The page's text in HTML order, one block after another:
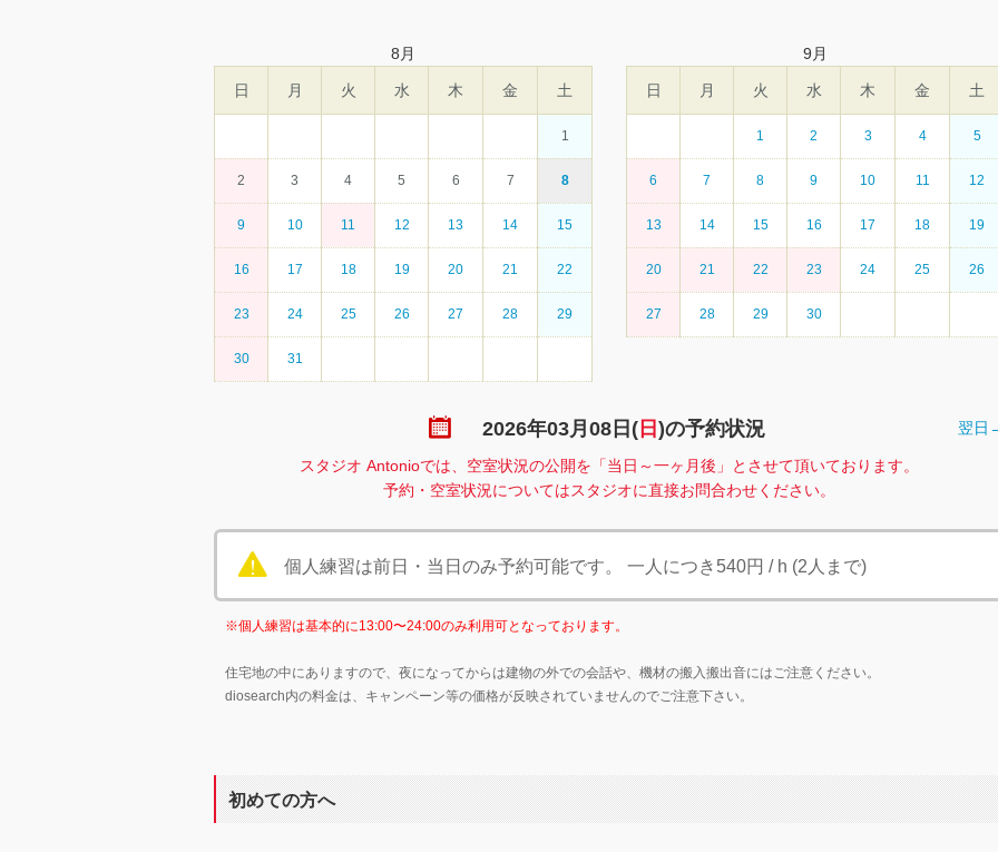
8 月
日 月 火 水 木 金 土
1
2 3 4 5 6 7 8
9 10 11 12 13 14 15
16 17 18 19 20 21 22
23 24 25 26 27 28 29
30 31
9 月
日 月 火 水 木 金 土
1 2 3 4 5
6 7 8 9 10 11 12
13 14 15 16 17 18 19
20 21 22 23 24 25 26
27 28 29 30
翌日
2026年03月08日(日 )の予約状況
スタジオ Antonioでは、空室状況の公開を「当日～一ヶ月後」とさせて頂いております。
予約・空室状況についてはスタジオに直接お問合わせください。
個人練習は前日・当日のみ予約可能です。 一人につき540円 / h (2人まで)
※個人練習は基本的に13:00〜24:00のみ利用可となっております。
住宅地の中にありますので、夜になってからは建物の外での会話や、機材の搬入搬出音にはご注意ください。
diosearch内の料金は、キャンペーン等の価格が反映されていませんのでご注意下さい。
初めての方へ